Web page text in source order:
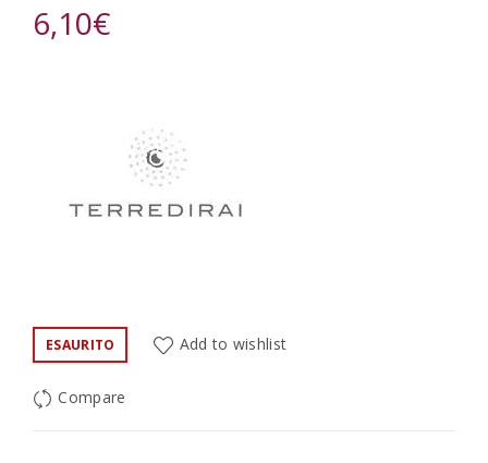
6,10€
ESAURITO Add to wishlist
Compare